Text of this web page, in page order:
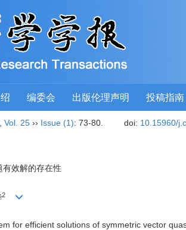
编委会 出版伦理声明 投稿指南
Vol. 25 ›› Issue (1): 73-80. doi: 10.15960/
有效解的存在性
2
for efficient solutions of symmetric vector